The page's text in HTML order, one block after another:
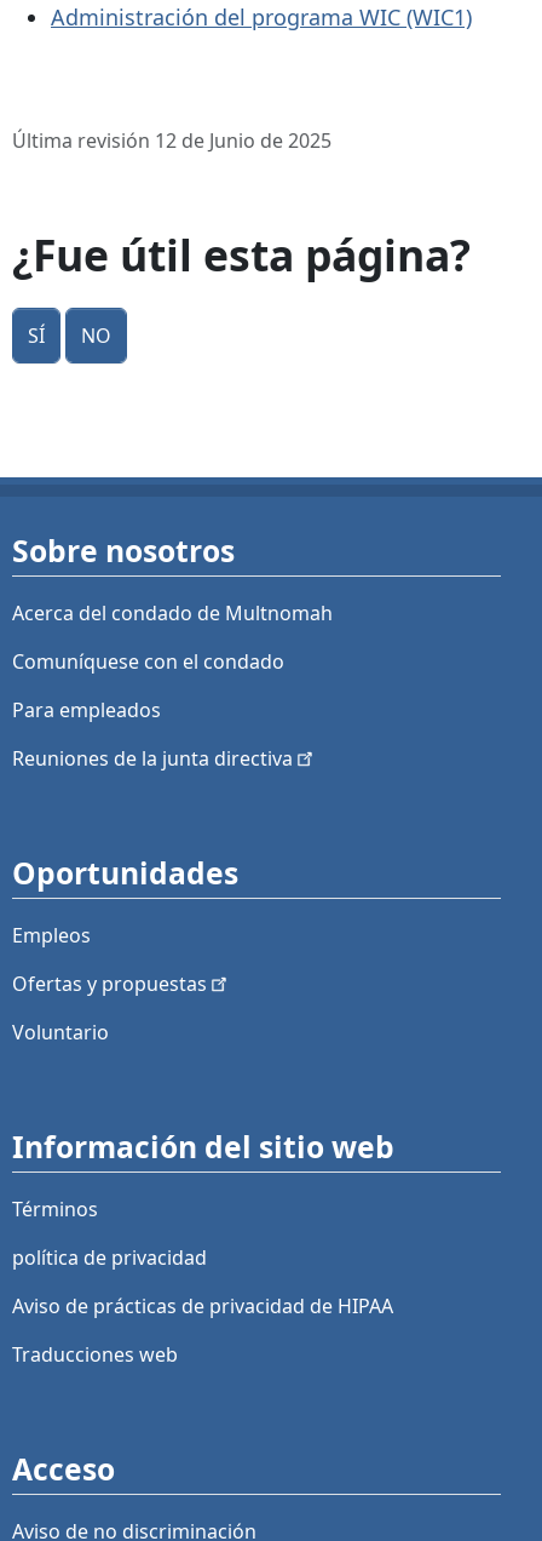
Administración del programa WIC (WIC1)
Última revisión 12 de Junio de 2025
¿Fue útil esta página?
Sí No
Sobre nosotros
Acerca del condado de Multnomah
Comuníquese con el condado
Para empleados
Reuniones de la junta directiva
Oportunidades
Empleos
Ofertas y propuestas
Voluntario
Información del sitio web
Términos
política de privacidad
Aviso de prácticas de privacidad de HIPAA
Traducciones web
Acceso
Aviso de no discriminación